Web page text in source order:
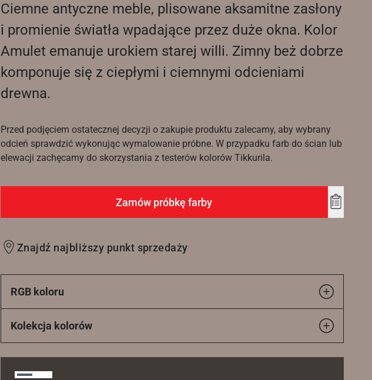
Ciemne antyczne meble, plisowane aksamitne zasłony
i promienie światła wpadające przez duże okna. Kolor
Amulet emanuje urokiem starej willi. Zimny ​​beż dobrze
komponuje się z ciepłymi i ciemnymi odcieniami
drewna.
Przed podjęciem ostatecznej decyzji o zakupie produktu zalecamy, aby wybrany
odcień sprawdzić wykonując wymalowanie próbne. W przypadku farb do ścian lub
elewacji zachęcamy do skorzystania z testerów kolorów Tikkurila.
Zamów próbkę farby
Add
Znajdź najbliższy punkt sprzedaży
RGB koloru
Kolekcja kolorów